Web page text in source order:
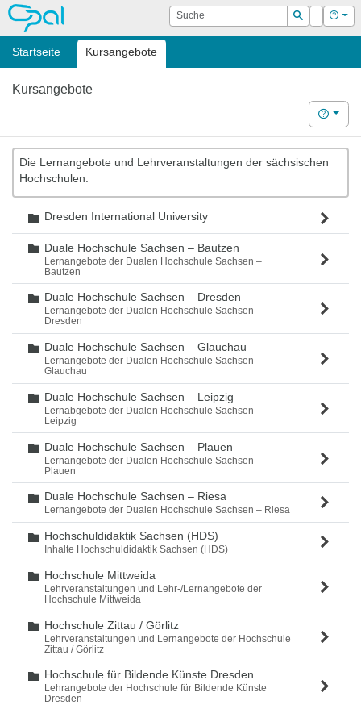
OPAL Suche
Suchen
Login Hilfe
Startseite Kursangebote
Kursangebote
Hilfe
Die Lernangebote und Lehrveranstaltungen der sächsischen
Hochschulen.
Ordner
Dresden International University
Ordner
Duale Hochschule Sachsen – Bautzen
Lernangebote der Dualen Hochschule Sachsen –
Bautzen
Ordner
Duale Hochschule Sachsen – Dresden
Lernangebote der Dualen Hochschule Sachsen –
Dresden
Ordner
Duale Hochschule Sachsen – Glauchau
Lernangebote der Dualen Hochschule Sachsen –
Glauchau
Ordner
Duale Hochschule Sachsen – Leipzig
Lernabgebote der Dualen Hochschule Sachsen –
Leipzig
Ordner
Duale Hochschule Sachsen – Plauen
Lernangebote der Dualen Hochschule Sachsen –
Plauen
Ordner
Duale Hochschule Sachsen – Riesa
Lernangebote der Dualen Hochschule Sachsen – Riesa
Ordner
Hochschuldidaktik Sachsen (HDS)
Inhalte Hochschuldidaktik Sachsen (HDS)
Ordner
Hochschule Mittweida
Lehrveranstaltungen und Lehr-/Lernangebote der
Hochschule Mittweida
Ordner
Hochschule Zittau / Görlitz
Lehrveranstaltungen und Lernangebote der Hochschule
Zittau / Görlitz
Ordner
Hochschule für Bildende Künste Dresden
Lehrangebote der Hochschule für Bildende Künste
Dresden